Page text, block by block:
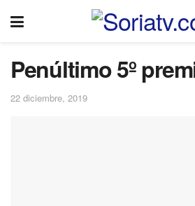
Penúltimo 5º
22 diciembre, 2019